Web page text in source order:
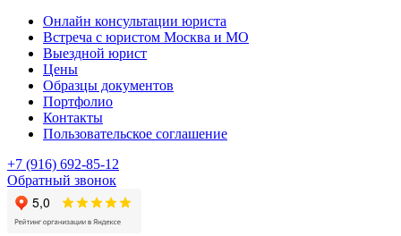
Онлайн консультации юриста
Встреча с юристом Москва и МО
Выездной юрист
Цены
Образцы документов
Портфолио
Контакты
Пользовательское соглашение
+7 (916) 692-85-12
Обратный звонок